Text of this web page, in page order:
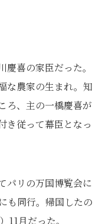
喜の家臣だった。
な農家の生まれ。知
ろ、主の一橋慶喜が
き従って幕臣となっ
パリの万国博覧会に
も同行。帰国したの
11月だった。